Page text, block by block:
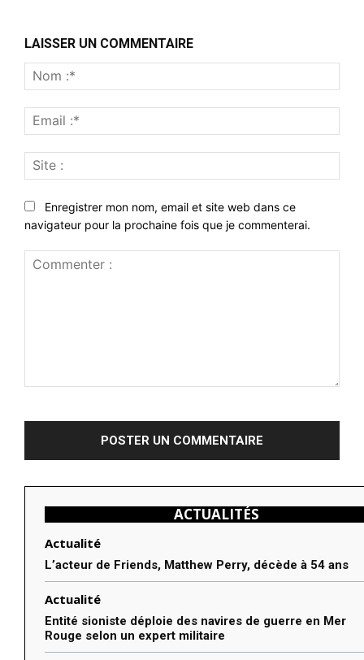
LAISSER UN COMMENTAIRE
:*
:*
:
Enregistrer mon nom, email et site web dans ce
navigateur pour la prochaine fois que je commenterai.
ACTUALITÉS
Actualité
L’acteur de Friends, Matthew Perry, décède à 54 ans
Actualité
Entité sioniste déploie des navires de guerre en Mer
Rouge selon un expert militaire